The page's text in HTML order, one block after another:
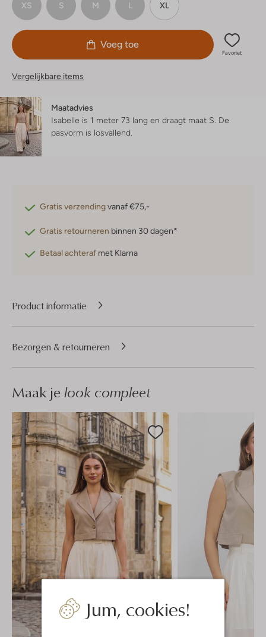
Jum, cookies!
XS S M L XL
Voeg toe
Favoriet
Vergelijkbare items
Maatadvies
Isabelle is 1 meter 73 lang en draagt maat S. De
pasvorm is losvallend
Gratis verzendingvanaf €75,-
Gratis retourneren binnen 30 dagen*
Betaal achteraf met Klarna
Product informatie
Bezorgen & retourneren
Maak je look compleet